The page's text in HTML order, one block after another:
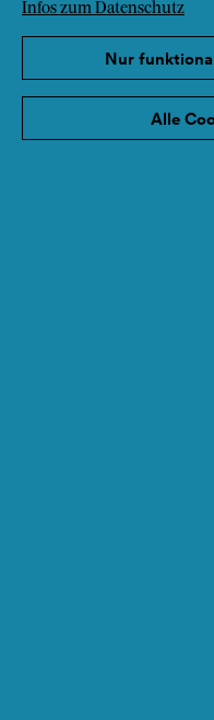
Infos zum Datenschutz
Nur
Alle